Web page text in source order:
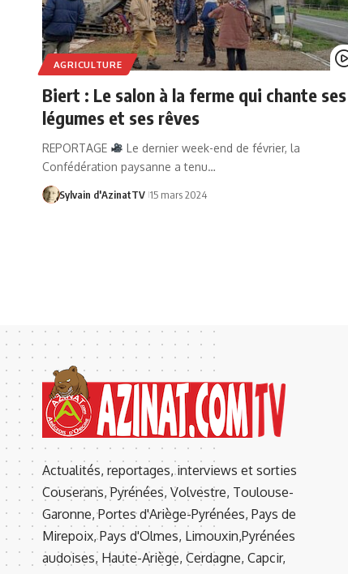
AGRICULTURE
Biert : Le salon à la ferme qui chante ses
légumes et ses rêves
REPORTAGE
Le dernier week-end de février, la
Confédération paysanne a tenu…
Sylvain d'AzinatTV 15 mars 2024
Actualités, reportages, interviews et sorties
Couserans, Pyrénées, Volvestre, Toulouse-
Garonne, Portes d'Ariège-Pyrénées, Pays de
Mirepoix, Pays d'Olmes, Limouxin,Pyrénées
audoises, Haute-Ariège, Cerdagne, Capcir,